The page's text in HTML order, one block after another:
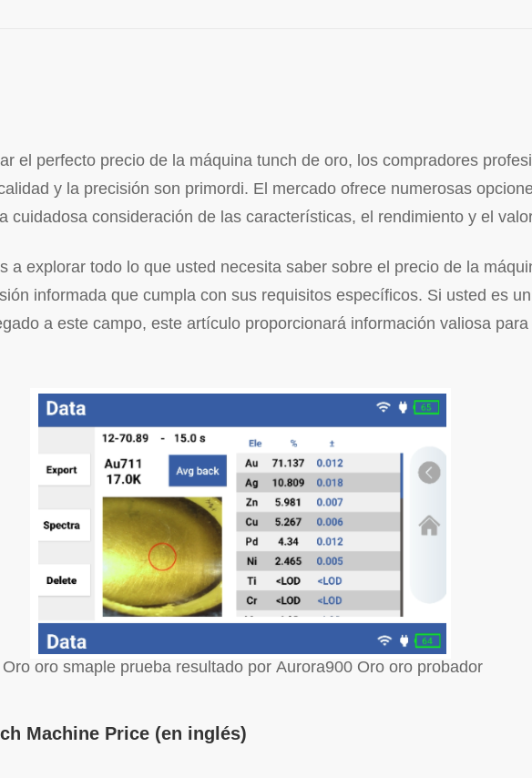
el perfecto precio de la máquina tunch de oro, los compradores
y la precisión son primordi. El mercado ofrece numerosas
cuidadosa consideración de las características, el rendimiento y el
a explorar todo lo que usted necesita saber sobre el precio de la
informada que cumpla con sus requisitos específicos. Si usted es
a este campo, este artículo proporcionará información valiosa
Oro oro smaple prueba resultado por Aurora900 Oro oro probador
Machine Price (en inglés)